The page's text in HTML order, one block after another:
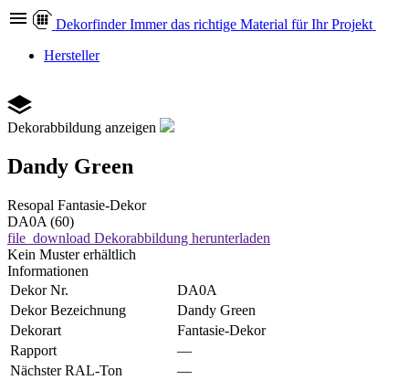
Dekorfinder Immer das richtige Material für Ihr Projekt
Hersteller
Dekorabbildung anzeigen
Dandy Green
Resopal Fantasie-Dekor
DA0A (60)
file_download Dekorabbildung herunterladen
Kein Muster erhältlich
Informationen
Dekor Nr.
DA0A
Dekor Bezeichnung
Dandy Green
Dekorart
Fantasie-Dekor
Rapport
—
Nächster RAL-Ton
—